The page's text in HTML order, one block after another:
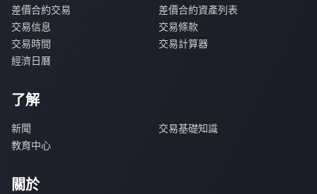
差價合約交易
差價合約資產列表
交易信息
交易條款
交易時間
交易計算器
經濟日曆
了解
新聞
交易基礎知識
教育中心
關於